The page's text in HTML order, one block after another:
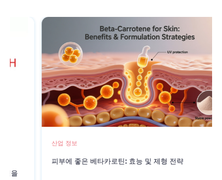
피부에 좋은 베타카로틴: 효능 및 제형 전략